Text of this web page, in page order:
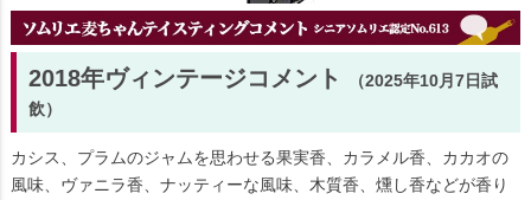
2018年ヴィンテージコメント
（2025年10月7日試
飲）
カシス、プラムのジャムを思わせる果実香、カラメル香、カカオの
風味、ヴァニラ香、ナッティーな風味、木質香、燻し香などが香り